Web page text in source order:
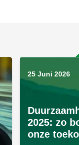
25 Juni 2026
2025: zo
onze